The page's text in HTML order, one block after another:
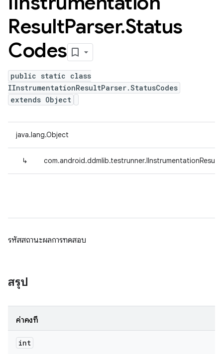
ResultParser.Status
Codes
public static class
IInstrumentationResultParser.StatusCodes
extends Object
java.lang.Object
↳
รหัสสถานะผลการทดสอบ
สรุป
ค่าคงที่
int